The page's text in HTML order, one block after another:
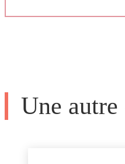
Une autre